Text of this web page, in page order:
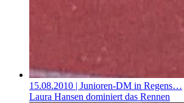
15.08.2010 | Junioren-DM in Regens…
Laura Hansen dominiert das Rennen